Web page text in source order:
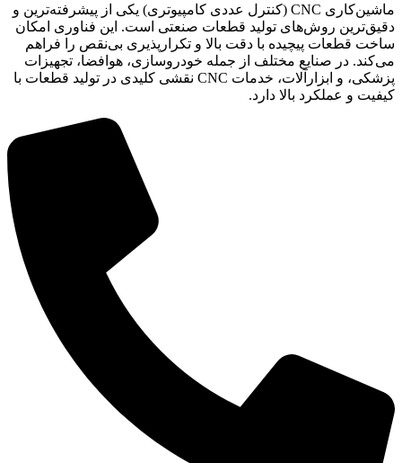
ماشین‌کاری CNC (کنترل عددی کامپیوتری) یکی از پیشرفته‌ترین و
دقیق‌ترین روش‌های تولید قطعات صنعتی است. این فناوری امکان
ساخت قطعات پیچیده با دقت بالا و تکرارپذیری بی‌نقص را فراهم
می‌کند. در صنایع مختلف از جمله خودروسازی، هوافضا، تجهیزات
پزشکی، و ابزارآلات، خدمات CNC نقشی کلیدی در تولید قطعات با
کیفیت و عملکرد بالا دارد.